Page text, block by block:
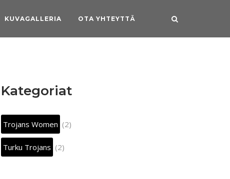
KUVAGALLERIA OTA YHTEYTTÄ
Kategoriat
Trojans Women (2)
Turku Trojans (2)